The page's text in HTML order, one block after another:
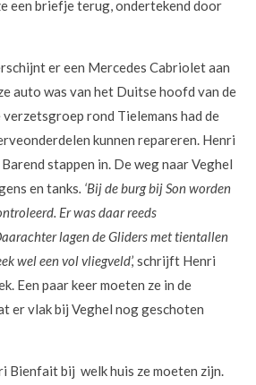
een briefje terug, ondertekend door
er een Mercedes Cabriolet aan
auto was van het Duitse hoofd van de
rond Tielemans had de
kunnen repareren. Henri
stappen in. De weg naar Veghel
en tanks. ‘Bij de burg bij Son worden
Er was daar reeds
lagen de Gliders met tientallen
wel een vol vliegveld,’ schrijft Henri
Een paar keer moeten ze in de
er vlak bij Veghel nog geschoten
Bienfait bij welk huis ze moeten zijn.